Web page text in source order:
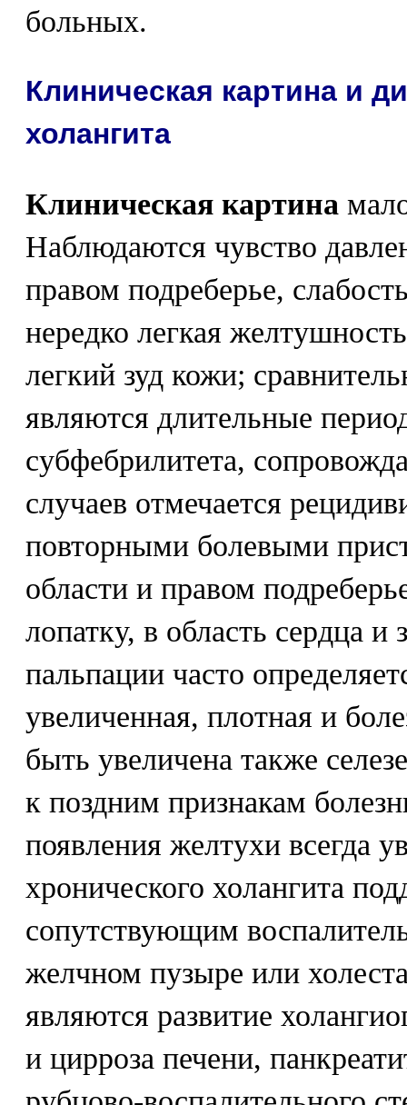
больных.
Клиническая картина и
холангита
Клиническая картина
Наблюдаются чувство
правом подреберье,
нередко легкая
легкий зуд кожи;
являются длительные
субфебрилитета,
случаев отмечается
повторными болевыми
области и правом
лопатку, в область сердца и
пальпации часто
увеличенная, плотная и
быть увеличена также
к поздним признакам
появления желтухи всегда
хронического холангита
сопутствующим
желчном пузыре или
являются развитие
и цирроза печени,